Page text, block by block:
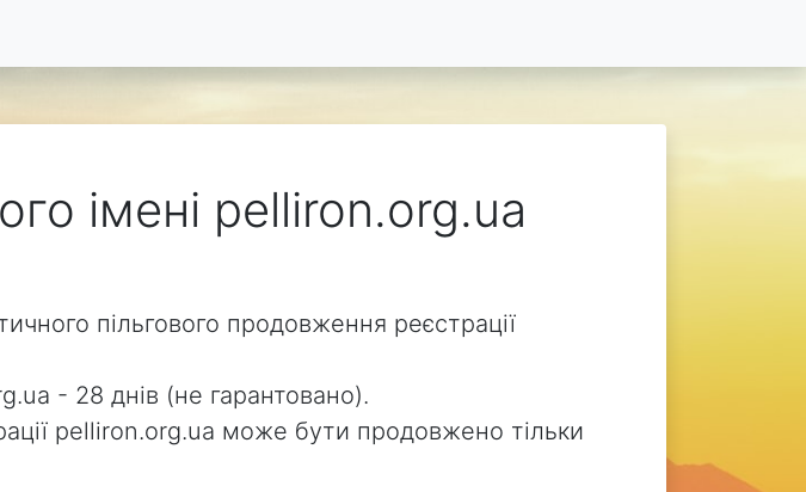
імені pelliron.org.ua
пільгового продовження реєстрації
- 28 днів (не гарантовано).
pelliron.org.ua може бути продовжено тільки